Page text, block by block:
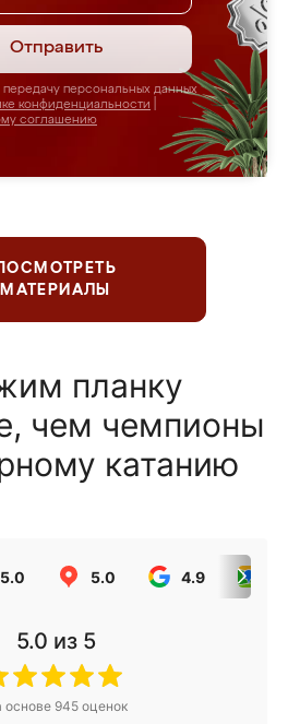
Отправить
персональных данных
конфиденциальности
соглашению
ПОСМОТРЕТЬ
МАТЕРИАЛЫ
планку
чем чемпионы
катанию
5.0 5.0 4.9
5.0 из 5
основе 945оценок